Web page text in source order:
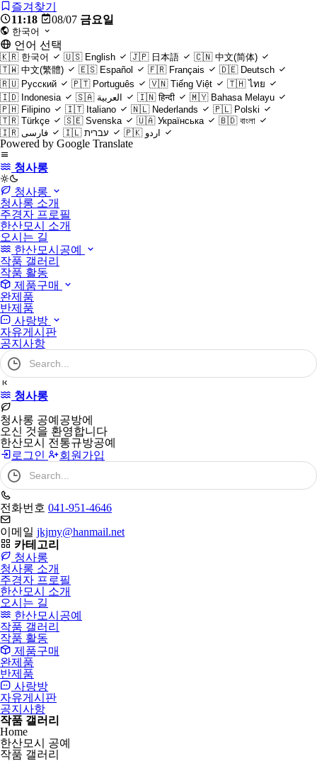
즐겨찾기
11:18
08/07 금요일
한국어
언어 선택
🇰🇷 한국어 🇺🇸 English 🇯🇵 日本語 🇨🇳 中文(简体)
🇹🇼 中文(繁體) 🇪🇸 Español 🇫🇷 Français 🇩🇪 Deutsch
🇷🇺 Русский 🇵🇹 Português 🇻🇳 Tiếng Việt 🇹🇭 ไทย
🇮🇩 Indonesia 🇸🇦 العربية 🇮🇳 हिन्दी 🇲🇾 Bahasa Melayu
🇵🇭 Filipino 🇮🇹 Italiano 🇳🇱 Nederlands 🇵🇱 Polski
🇹🇷 Türkçe 🇸🇪 Svenska 🇺🇦 Українська 🇧🇩 বাংলা
🇮🇷 فارسی 🇮🇱 עברית 🇵🇰 اردو
Powered by Google Translate
청사롱
light청사롱
청사롱 소개
주경자 프로필
한산모시 소개
오시는 길
한산모시공예
작품 갤러리
작품 활동
제품구매
완제품
반제품
사랑방
자유게시판
공지사항
검
색
어
필
수 청사롱
청사롱 공예공방에
오신 것을 환영합니다
한산모시 전통규방공예
로그인
회원가입
검
색
어
필
수
전화번호 041-951-4646
이메일 jkjmy@hanmail.net
카테고리
청사롱
청사롱 소개
주경자 프로필
한산모시 소개
오시는 길
한산모시공예
작품 갤러리
작품 활동
제품구매
완제품
반제품
사랑방
자유게시판
공지사항
작품 갤러리
Home
한산모시 공예
작품 갤러리